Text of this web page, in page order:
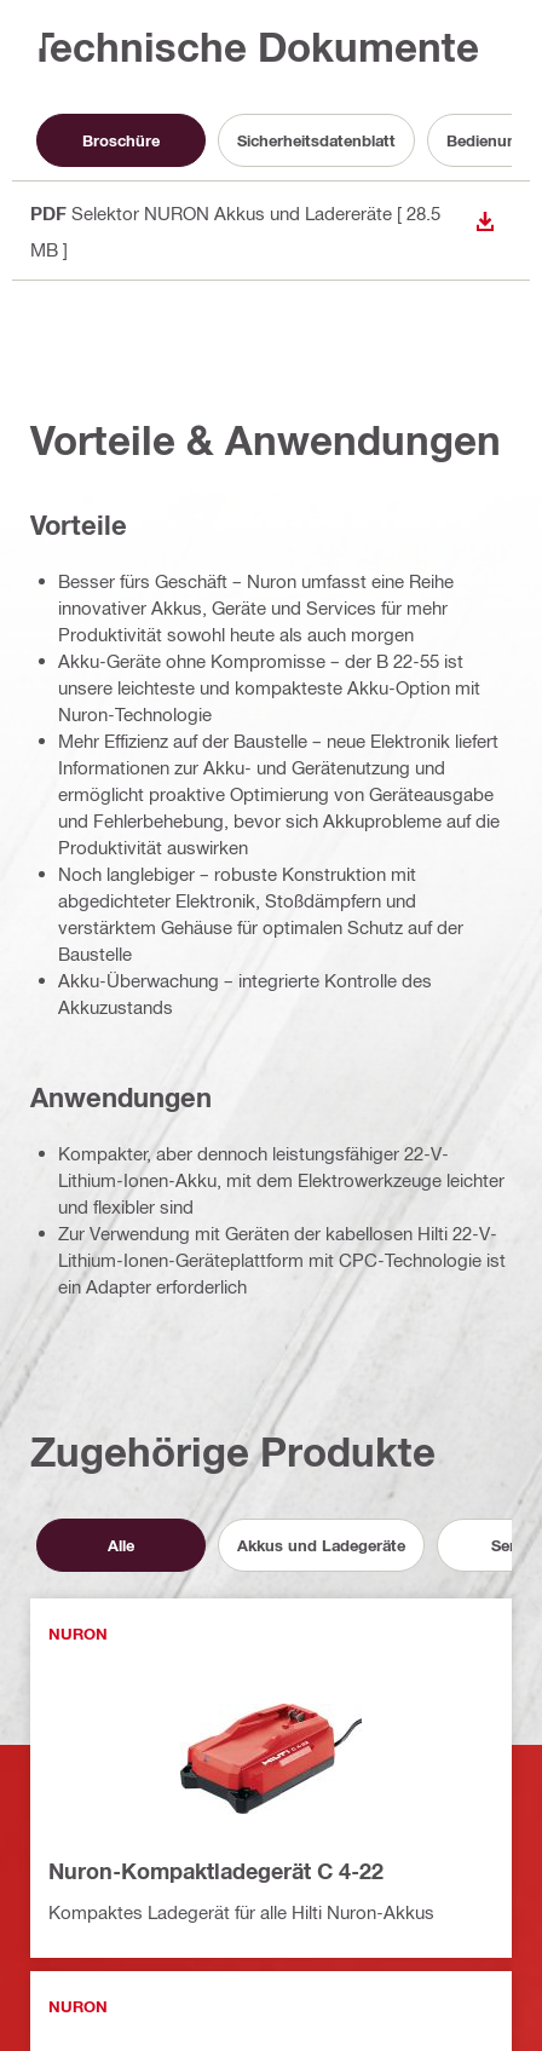
Technische Dokumente
Broschüre Sicherheitsdatenblatt
PDF Selektor NURON Akkus und Ladereräte [ 28.5
MB ]
Vorteile & Anwendungen
Vorteile
Besser fürs Geschäft – Nuron umfasst eine Reihe
innovativer Akkus, Geräte und Services für mehr
Produktivität sowohl heute als auch morgen
Akku-Geräte ohne Kompromisse – der B 22-55 ist
unsere leichteste und kompakteste Akku-Option mit
Nuron-Technologie
Mehr Effizienz auf der Baustelle – neue Elektronik liefert
Informationen zur Akku- und Gerätenutzung und
ermöglicht proaktive Optimierung von Geräteausgabe
und Fehlerbehebung, bevor sich Akkuprobleme auf die
Produktivität auswirken
Noch langlebiger – robuste Konstruktion mit
abgedichteter Elektronik, Stoßdämpfern und
verstärktem Gehäuse für optimalen Schutz auf der
Baustelle
Akku-Überwachung – integrierte Kontrolle des
Akkuzustands
Anwendungen
Kompakter, aber dennoch leistungsfähiger 22-V-
Lithium-Ionen-Akku, mit dem Elektrowerkzeuge leichter
und flexibler sind
Zur Verwendung mit Geräten der kabellosen Hilti 22-V-
Lithium-Ionen-Geräteplattform mit CPC-Technologie ist
ein Adapter erforderlich
Zugehörige Produkte
Alle Akkus und Ladegeräte
NURON
Nuron-Kompaktladegerät C 4-22
Kompaktes Ladegerät für alle Hilti Nuron-Akkus
NURON